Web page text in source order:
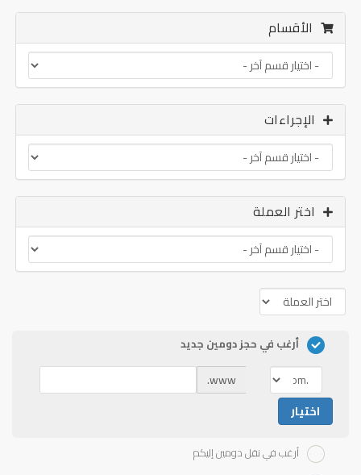
الأقسام
الإجراءات
اختر العملة
أرغب في حجز دومين جديد
www.
اختيار
أرغب في نقل دومين إليكم